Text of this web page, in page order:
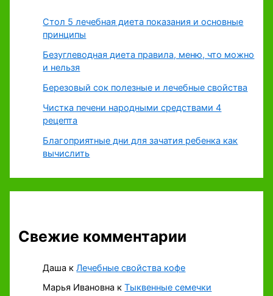
Стол 5 лечебная диета показания и основные
принципы
Безуглеводная диета правила, меню, что можно
и нельзя
Березовый сок полезные и лечебные свойства
Чистка печени народными средствами 4
рецепта
Благоприятные дни для зачатия ребенка как
вычислить
Свежие комментарии
Даша кЛечебные свойства кофе
Марья Ивановна кТыквенные семечки